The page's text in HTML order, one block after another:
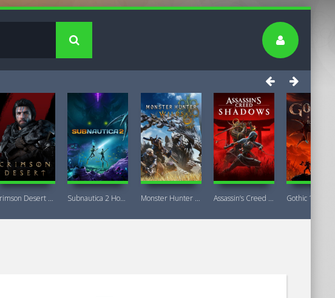
Crimson Desert Deluxe Edition Subnautica 2 Новая версия Monster Hunter Wilds Premium Deluxe Assassin’s Creed Shadows Premium Edition